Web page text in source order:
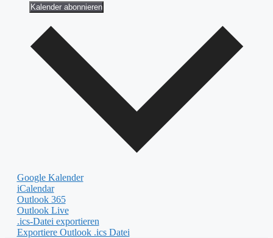
Kalender abonnieren
Google Kalender
iCalendar
Outlook 365
Outlook Live
.ics-Datei exportieren
Exportiere Outlook .ics Datei